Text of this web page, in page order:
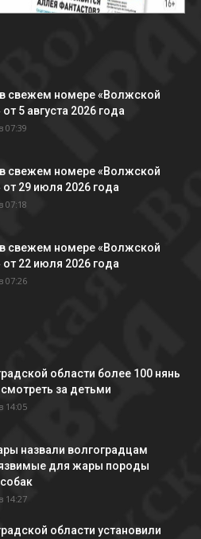
в свежем номере «Волжской
5 августа 2026 года
07:39
в свежем номере «Волжской
29 июля 2026 года
07:18
в свежем номере «Волжской
22 июля 2026 года
07:26
области более 100 нянь
за детьми
14:05
назвали волгоградцам
для жары породы
14:27
области установили